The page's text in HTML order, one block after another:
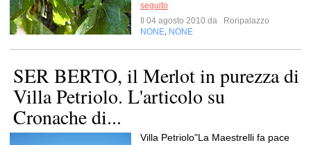
seguito
Il 04 agosto 2010 da
Roripalazzo
NONE NONE
SER BERTO, il Merlot in purezza di
Villa Petriolo. L'articolo su
Cronache di...
Villa Petriolo"La Maestrelli fa pace